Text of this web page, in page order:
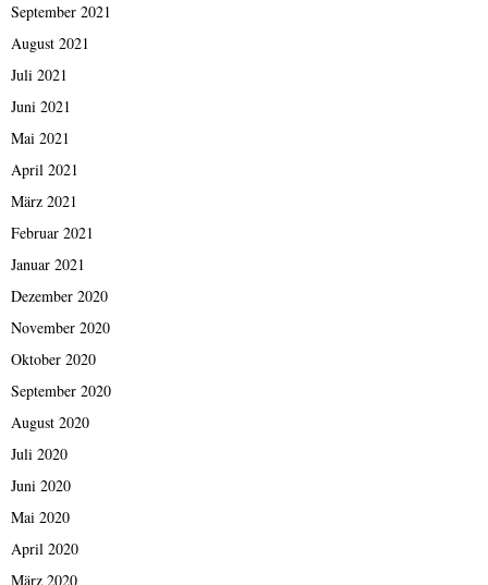
September 2021
August 2021
Juli 2021
Juni 2021
Mai 2021
April 2021
März 2021
Februar 2021
Januar 2021
Dezember 2020
November 2020
Oktober 2020
September 2020
August 2020
Juli 2020
Juni 2020
Mai 2020
April 2020
März 2020